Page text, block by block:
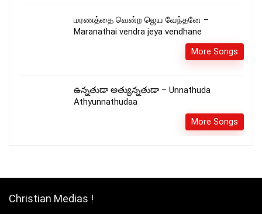
மரணத்தை வென்ற ஜெய வேந்தனே –
Maranathai vendra jeya vendhane
More Songs
ఉన్నతుడా అత్యున్నతుడా – Unnathuda
Athyunnathudaa
More Songs
Christian Medias !